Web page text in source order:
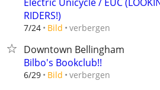
RIDERS!)
7/24 Bild verbergen
Downtown Bellingham
Bilbo's Bookclub!!
6/29 Bild verbergen